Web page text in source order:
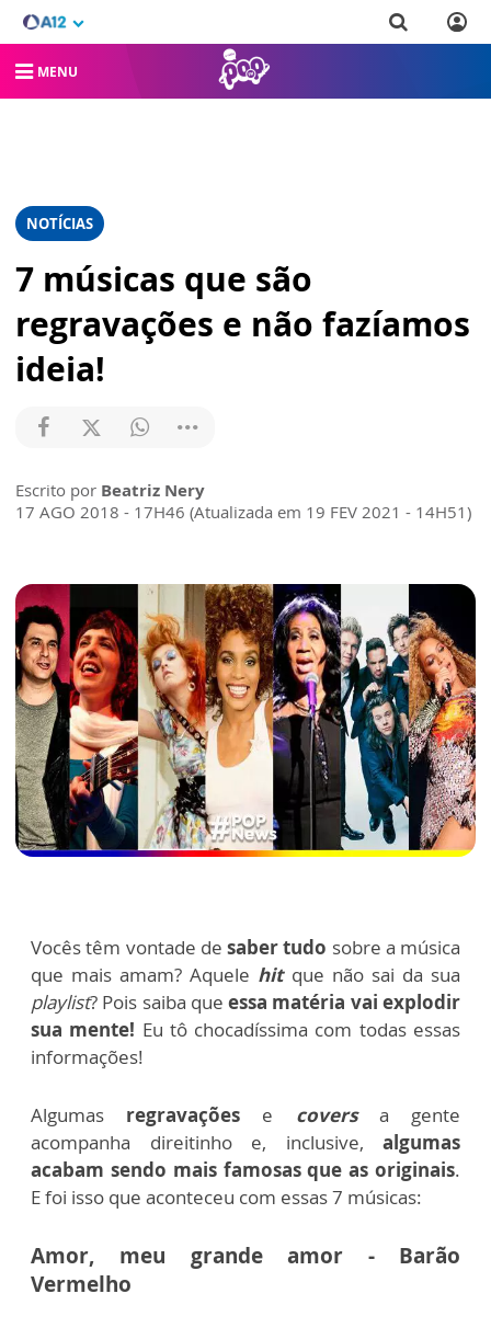
MENU
NOTÍCIAS
7 músicas que são
regravações e não fazíamos
ideia!
Escrito por Beatriz Nery
17 AGO 2018 - 17H46 (Atualizada em 19 FEV 2021 - 14H51)
Vocês têm vontade de saber tudo sobre a música
que mais amam? Aquele hitque não sai da sua
playlist? Pois saiba queessa matéria vai explodir
sua mente! Eu tô chocadíssima com todas essas
informações!
Algumas regravações e coversa gente
acompanha direitinho e, inclusive, algumas
acabam sendo mais famosas que as originais.
E foi isso que aconteceu com essas 7 músicas:
Amor, meu grande amor - Barão
Vermelho